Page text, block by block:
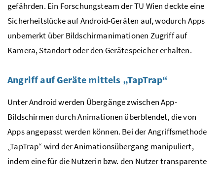
gefährden. Ein Forschungsteam der TU Wien deckte eine
Sicherheitslücke auf Android-Geräten auf, wodurch Apps
unbemerkt über Bildschirmanimationen Zugriff auf
Kamera, Standort oder den Gerätespeicher erhalten.
Angriff auf Geräte mittels „TapTrap“
Unter Android werden Übergänge zwischen App-
Bildschirmen durch Animationen überblendet, die von
Apps angepasst werden können. Bei der Angriffsmethode
„TapTrap“ wird der Animationsübergang manipuliert,
indem eine für die Nutzerin bzw. den Nutzer transparente